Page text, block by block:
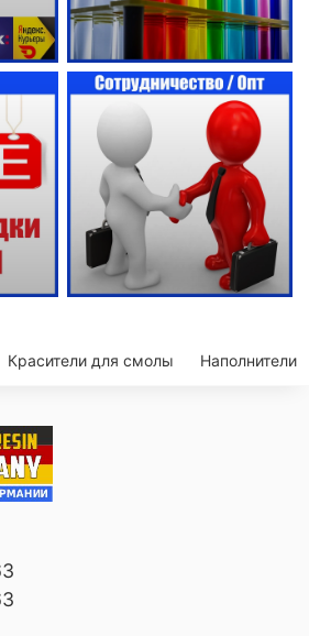
Красители для смолы Наполнители